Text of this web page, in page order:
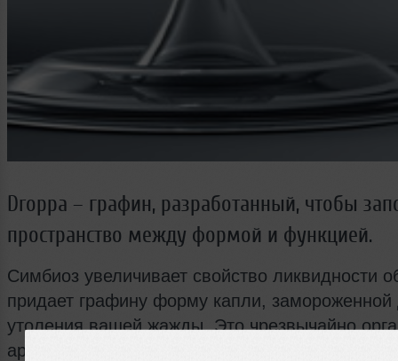
Droppa – графин, разработанный, чтобы
пространство между формой и функцией.
Симбиоз увеличивает свойство ликвидности
придает графину форму капли, замороженной
утоления вашей жажды. Это чрезвычайно
архитектурно. Верх фигуры – это стакан,